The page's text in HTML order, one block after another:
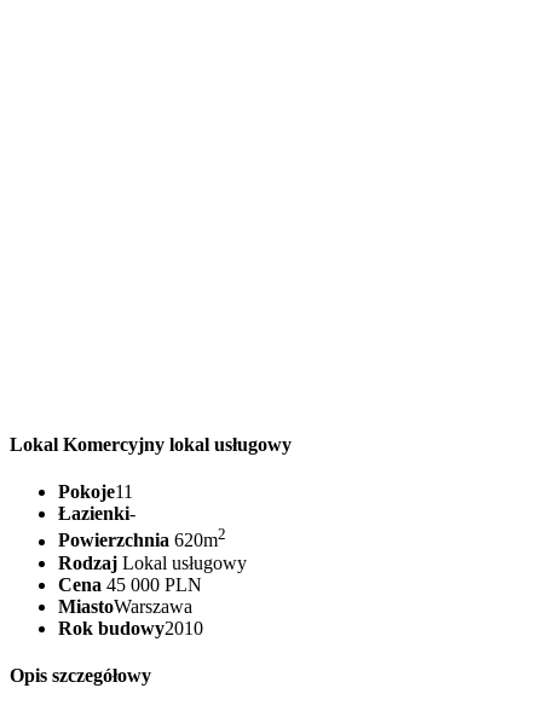
Lokal Komercyjny lokal usługowy
Pokoje11
Łazienki-
Powierzchnia 620m2
Rodzaj Lokal usługowy
Cena 45 000 PLN
MiastoWarszawa
Rok budowy2010
Opis szczegółowy